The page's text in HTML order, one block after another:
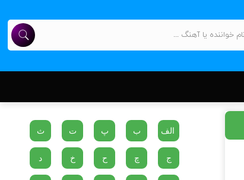
الف ب پ ت ث
ج چ ح خ د